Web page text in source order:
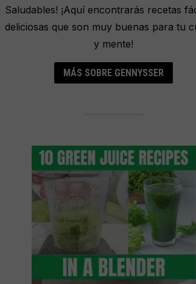
Saludables! ¡Aquí encontrarás recetas
deliciosas que son muy buenas para tu
y mente!
MÁS SOBRE GENNYSSER